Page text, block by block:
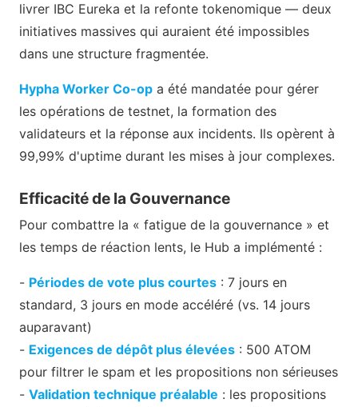
livrer IBC Eureka et la refonte tokenomique — deux
initiatives massives qui auraient été impossibles
dans une structure fragmentée.
Hypha Worker Co-op a été mandatée pour gérer
les opérations de testnet, la formation des
validateurs et la réponse aux incidents. Ils opèrent à
99,99% d'uptime durant les mises à jour complexes.
Efficacité de la Gouvernance
Pour combattre la « fatigue de la gouvernance » et
les temps de réaction lents, le Hub a implémenté :
- Périodes de vote plus courtes : 7 jours en
standard, 3 jours en mode accéléré (vs. 14 jours
auparavant)
- Exigences de dépôt plus élevées : 500 ATOM
pour filtrer le spam et les propositions non sérieuses
- Validation technique préalable : les propositions